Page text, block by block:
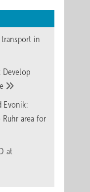
transport in
Develop
Evonik:
area for
at